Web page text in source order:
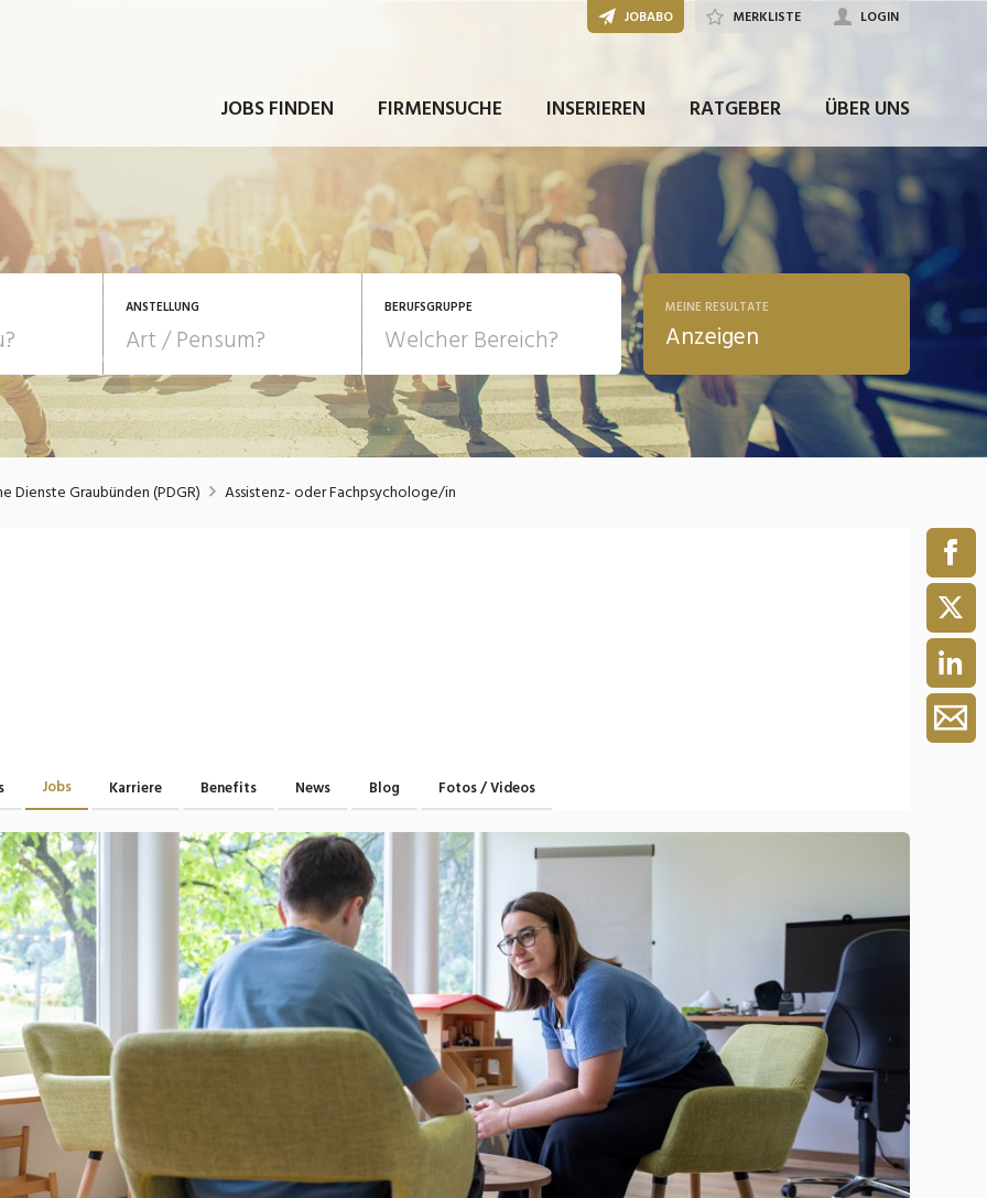
JOBS FINDEN FIRMENSUCHE INSERIEREN RATGEBER ÜBER UNS
JOBABO MERKLISTE LOGIN
ANSTELLUNG
10-100%Pensum
Temporär (befristet)
POSITION
Führungsposition
BERUFSGRUPPE
Handwerk, Elektro Bildung, Kunst, Design, Soziale
Berufe, Sport
Human Resources Einkauf, Logistik, Transport,
Verkehr
(Fertigung)
Pflege
MEINE RESULTATE
Anzeigen
Dienste Graubünden (PDGR) Assistenz- oder Fachpsychologe/in
JETZT BEWERBEN
Jobs Karriere Benefits News Blog Fotos / Videos